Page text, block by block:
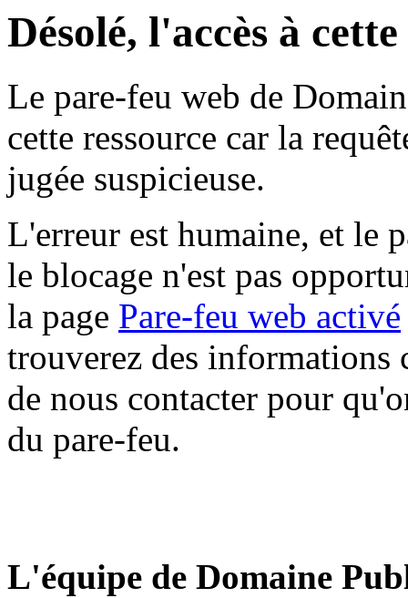
Désolé, l'accès à
Le pare-feu web de
cette ressource car la
jugée suspicieuse.
L'erreur est humaine, et le
le blocage n'est pas
la page Pare-feu web activé
trouverez des informations
de nous contacter pour
du pare-feu.
L'équipe de Domaine